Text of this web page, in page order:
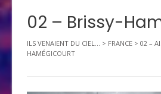
02 – Brissy-
ILS VENAIENT DU CIEL... > FRANCE > 02 –
HAMÉGICOURT